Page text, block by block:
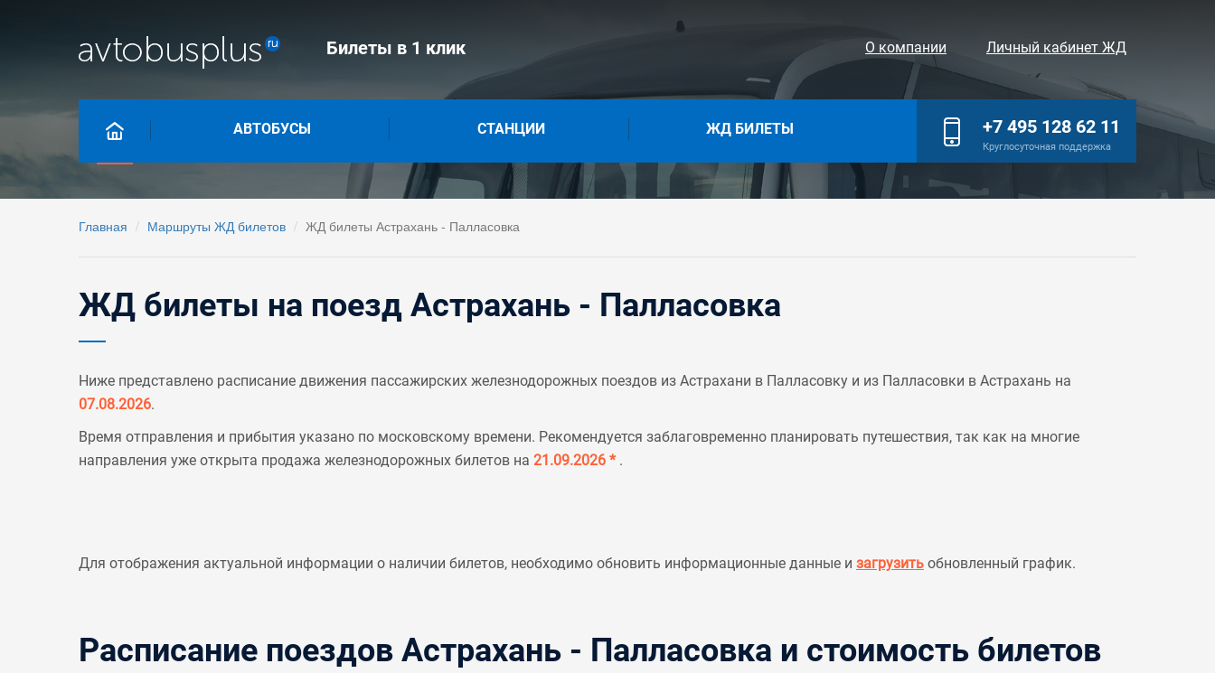
Билеты в 1 клик О компании Личный кабинет ЖД
АВТОБУСЫ СТАНЦИИ ЖД БИЛЕТЫ +7 495 128 62 11
Круглосуточная поддержка
Главная Маршруты ЖД билетов ЖД билеты Астрахань - Палласовка
ЖД билеты на поезд Астрахань - Палласовка
Ниже представлено расписание движения пассажирских железнодорожных поездов из Астрахани в Палласовку и из Палласовки в Астрахань на
07.08.2026.
Время отправления и прибытия указано по московскому времени. Рекомендуется заблаговременно планировать путешествия, так как на многие
направления уже открыта продажа железнодорожных билетов на 21.09.2026 * .
Для отображения актуальной информации о наличии билетов, необходимо обновить информационные данные и загрузить обновленный график.
Расписание поездов Астрахань - Палласовка и стоимость билетов